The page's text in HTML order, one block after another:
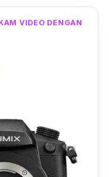
warna paparan
VIDEO DENGAN